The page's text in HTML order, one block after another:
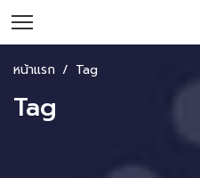
หน้าแรก Tag
Tag